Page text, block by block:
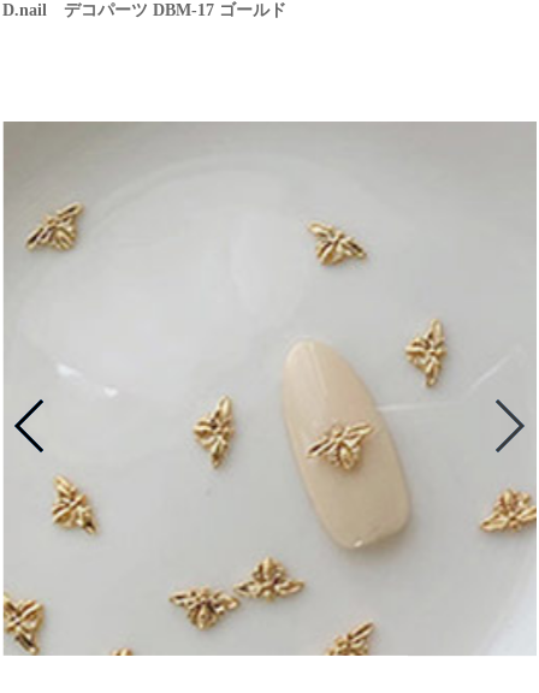
D.nail デコパーツ DBM-17 ゴールド